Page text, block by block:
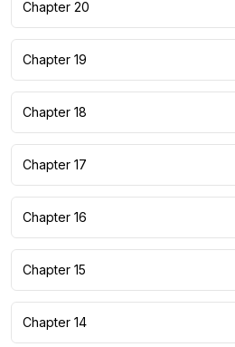
Chapter 20
Chapter 19
Chapter 18
Chapter 17
Chapter 16
Chapter 15
Chapter 14